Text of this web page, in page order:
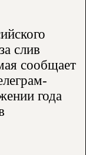
слив
сообщает
года